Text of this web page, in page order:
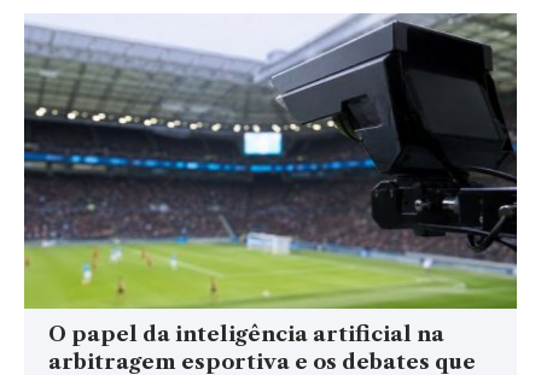
O papel da inteligência artificial na
arbitragem esportiva e os debates que